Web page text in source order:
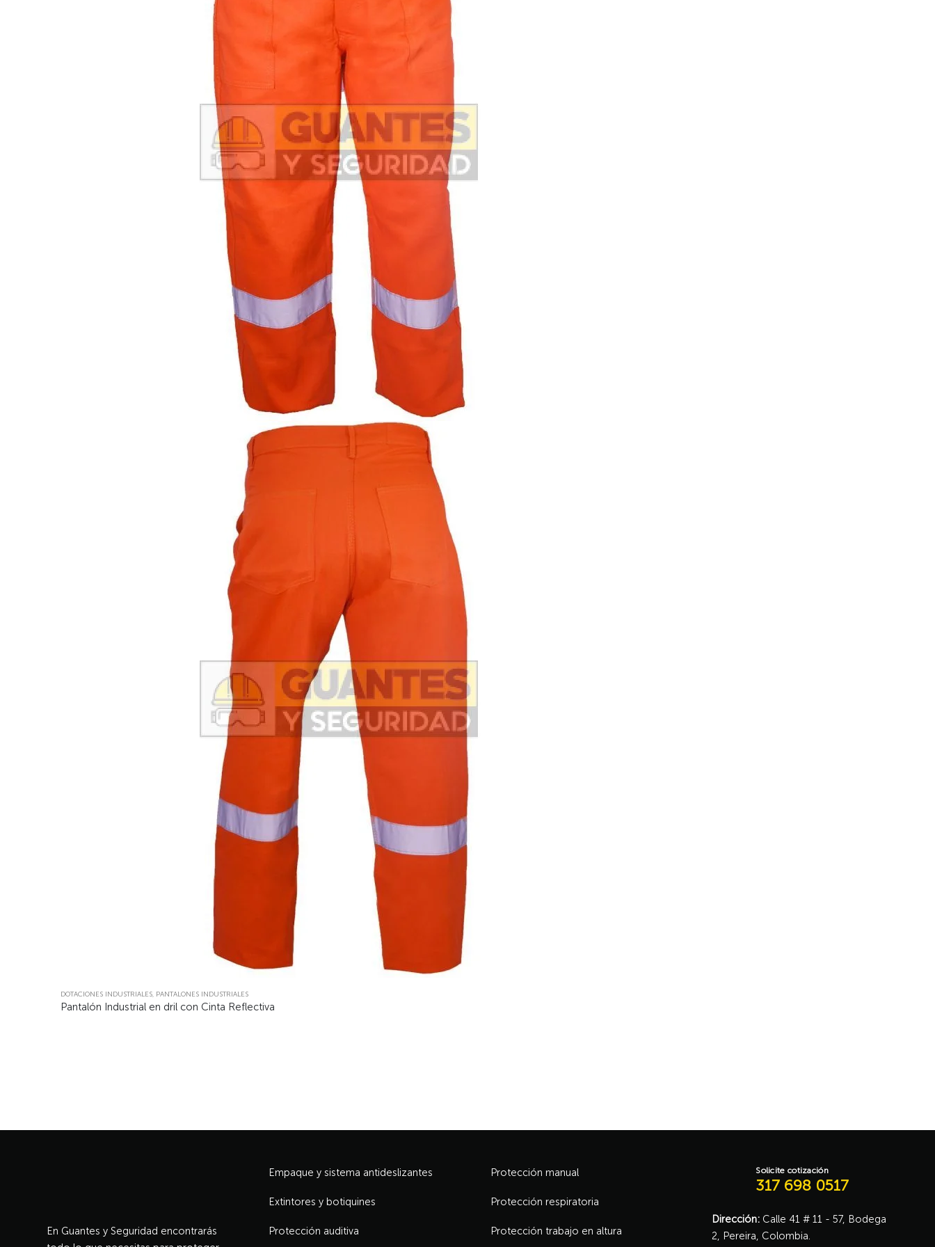
DOTACIONES INDUSTRIALES, PANTALONES INDUSTRIALES
Pantalón Industrial en dril con Cinta Reflectiva
En Guantes y Seguridad encontrarás
Empaque y sistema antideslizantes
Extintores y botiquines
Protección auditiva
Protección manual
Protección respiratoria
Protección trabajo en altura
Solicite cotización
317 698 0517
Dirección: Calle 41 # 11 - 57, Bodega
2, Pereira, Colombia.